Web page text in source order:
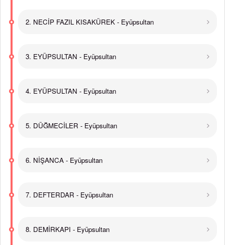
2. NECİP FAZIL KISAKÜREK - Eyüpsultan
3. EYÜPSULTAN - Eyüpsultan
4. EYÜPSULTAN - Eyüpsultan
5. DÜĞMECİLER - Eyüpsultan
6. NİŞANCA - Eyüpsultan
7. DEFTERDAR - Eyüpsultan
8. DEMİRKAPI - Eyüpsultan